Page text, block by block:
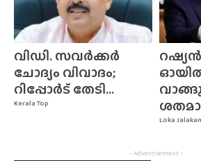
Kerala Top
വിഡി. സവർക്കർ
ചോദ്യം വിവാദം;
റിപ്പോർട് തേടി...
Loka
- Advertisement -